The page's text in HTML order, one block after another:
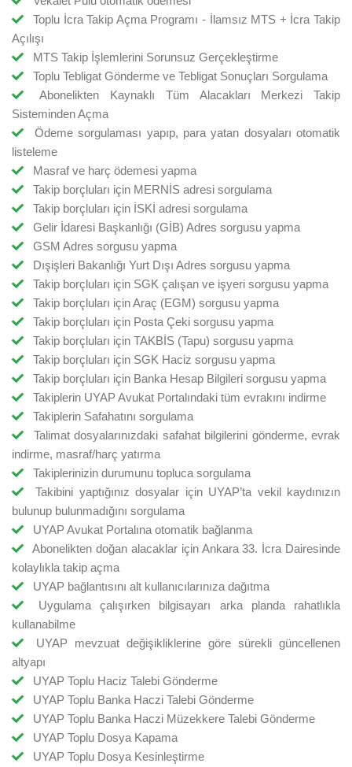
Toplu İcra Takip Açma Programı - İlamsız MTS + İcra Takip
Açılışı
MTS Takip İşlemlerini Sorunsuz Gerçekleştirme
Toplu Tebligat Gönderme ve Tebligat Sonuçları Sorgulama
Abonelikten Kaynaklı Tüm Alacakları Merkezi Takip
Sisteminden Açma
Ödeme sorgulaması yapıp, para yatan dosyaları otomatik
listeleme
Masraf ve harç ödemesi yapma
Takip borçluları için MERNİS adresi sorgulama
Takip borçluları için İSKİ adresi sorgulama
Gelir İdaresi Başkanlığı (GİB) Adres sorgusu yapma
GSM Adres sorgusu yapma
Dışişleri Bakanlığı Yurt Dışı Adres sorgusu yapma
Takip borçluları için SGK çalışan ve işyeri sorgusu yapma
Takip borçluları için Araç (EGM) sorgusu yapma
Takip borçluları için Posta Çeki sorgusu yapma
Takip borçluları için TAKBİS (Tapu) sorgusu yapma
Takip borçluları için SGK Haciz sorgusu yapma
Takip borçluları için Banka Hesap Bilgileri sorgusu yapma
Takiplerin UYAP Avukat Portalındaki tüm evrakını indirme
Takiplerin Safahatını sorgulama
Talimat dosyalarınızdaki safahat bilgilerini gönderme, evrak
indirme, masraf/harç yatırma
Takiplerinizin durumunu topluca sorgulama
Takibini yaptığınız dosyalar için UYAP’ta vekil kaydınızın
bulunup bulunmadığını sorgulama
UYAP Avukat Portalına otomatik bağlanma
Abonelikten doğan alacaklar için Ankara 33. İcra Dairesinde
kolaylıkla takip açma
UYAP bağlantısını alt kullanıcılarınıza dağıtma
Uygulama çalışırken bilgisayarı arka planda rahatlıkla
kullanabilme
UYAP mevzuat değişikliklerine göre sürekli güncellenen
altyapı
UYAP Toplu Haciz Talebi Gönderme
UYAP Toplu Banka Haczi Talebi Gönderme
UYAP Toplu Banka Haczi Müzekkere Talebi Gönderme
UYAP Toplu Dosya Kapama
UYAP Toplu Dosya Kesinleştirme